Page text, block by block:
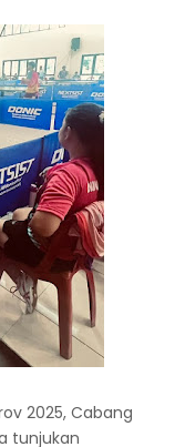
2025, Cabang
tunjukan